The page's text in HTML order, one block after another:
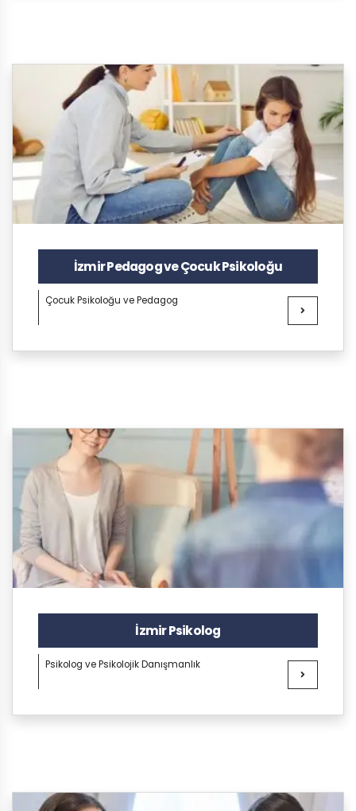
İzmir Pedagog ve Çocuk Psikoloğu
Çocuk Psikoloğu ve Pedagog
İzmir Psikolog
Psikolog ve Psikolojik Danışmanlık